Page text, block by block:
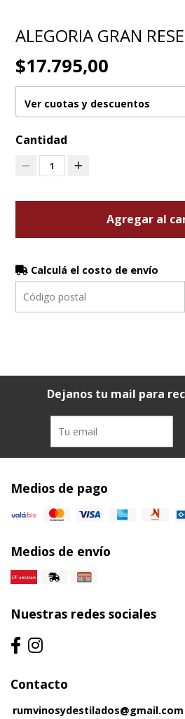
ALEGORIA GRAN
$17.795,00
Ver cuotas y descuentos
Cantidad
1
Agregar al
Calculá el costo de envío
Dejanos tu mail para
Medios de pago
Medios de envío
Nuestras redes sociales
Contacto
rumvinosydestilados@gmail.com